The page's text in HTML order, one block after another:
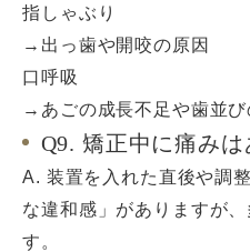
指しゃぶり
→出っ歯や開咬の原因
口呼吸
→あごの成長不足や歯並び
Q9. 矯正中に痛みは
A. 装置を入れた直後や調
な違和感」がありますが
す。